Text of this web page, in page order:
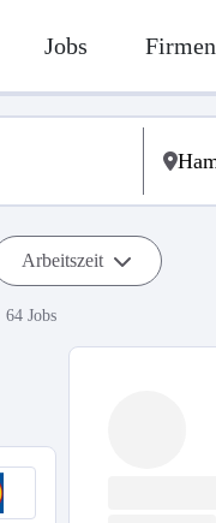
Jobs Firmen
Arbeitszeit
64 Jobs